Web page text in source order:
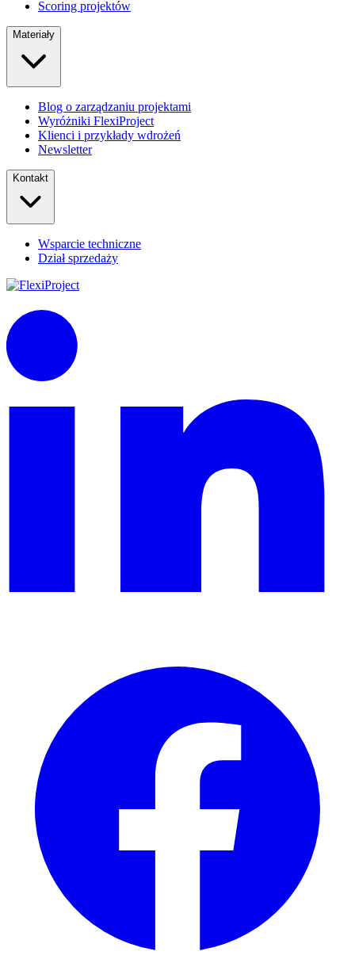
Scoring projektów
Materiały
Blog o zarządzaniu projektami
Wyróżniki FlexiProject
Klienci i przykłady wdrożeń
Newsletter
Kontakt
Wsparcie techniczne
Dział sprzedaży